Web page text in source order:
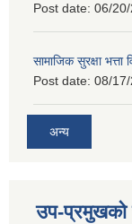
Post date: 06/
सामाजिक सुरक्षा
Post date: 08/
अन्य
उप-प्रमुखको